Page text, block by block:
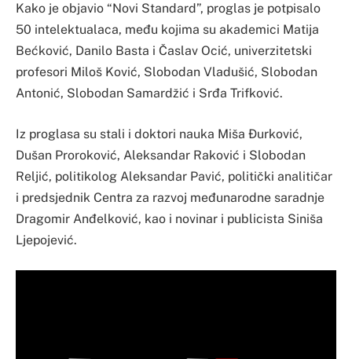
Kako je objavio “Novi Standard”, proglas je potpisalo
50 intelektualaca, među kojima su akademici Matija
Bećković, Danilo Basta i Časlav Ocić, univerzitetski
profesori Miloš Ković, Slobodan Vladušić, Slobodan
Antonić, Slobodan Samardžić i Srđa Trifković.
Iz proglasa su stali i doktori nauka Miša Đurković,
Dušan Proroković, Aleksandar Raković i Slobodan
Reljić, politikolog Aleksandar Pavić, politički analitičar
i predsjednik Centra za razvoj međunarodne saradnje
Dragomir Anđelković, kao i novinar i publicista Siniša
Ljepojević.